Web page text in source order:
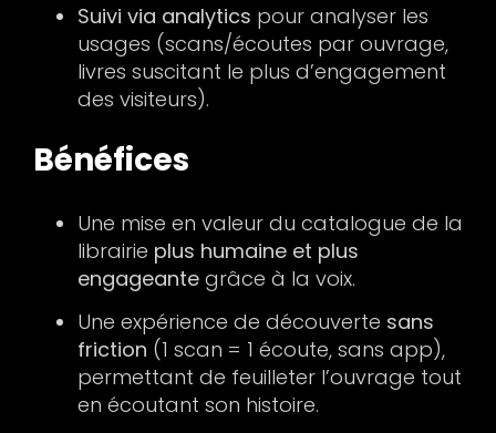
Suivi via analytics pour analyser les
usages (scans/écoutes par ouvrage,
livres suscitant le plus d’engagement
des visiteurs).
Bénéfices
Une mise en valeur du catalogue de la
librairie plus humaine et plus
engageante grâce à la voix.
Une expérience de découverte sans
friction (1 scan = 1 écoute, sans app),
permettant de feuilleter l’ouvrage tout
en écoutant son histoire.